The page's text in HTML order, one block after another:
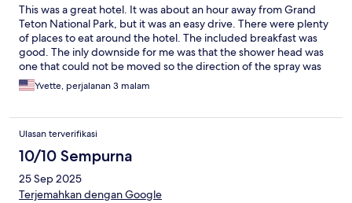
This was a great hotel. It was about an hour away from Grand
Teton National Park, but it was an easy drive. There were plenty
of places to eat around the hotel. The included breakfast was
good. The inly downside for me was that the shower head was
one that could not be moved so the direction of the spray was
not to my liking. Other than that, everything was great!
Yvette, perjalanan 3 malam
Ulasan terverifikasi
10/10 Sempurna
25 Sep 2025
Terjemahkan dengan Google